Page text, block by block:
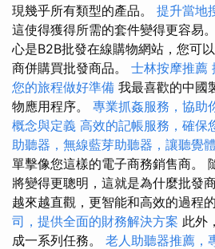
現幾乎所有類型的產品。 提升當地
這使得獲得所需的套件變得更容易。
心是B2B批發在線購物網站，您可
商併購買批發商品。 士林按摩推薦
您的旅程做好準備 我最喜歡的中國
物應用程序。 專業抓姦服務，協助
概念與定義 高效的記帳服務，確保
助聽器，無線藍芽助聽器，讓聽覺
單擊像您這樣的電子商務銷售商。
將變得更聰明，這就是為什麼批發
越來越直觀，更智能和高效的過程
司，提供全面的財務解決方案 此外
成一系列任務。 老人助聽器推薦，